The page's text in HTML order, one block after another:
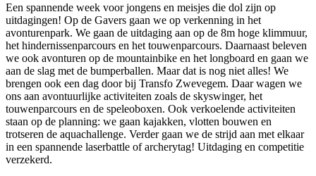
Een spannende week voor jongens en meisjes die dol zijn op
uitdagingen! Op de Gavers gaan we op verkenning in het
avonturenpark. We gaan de uitdaging aan op de 8m hoge klimmuur,
het hindernissenparcours en het touwenparcours. Daarnaast beleven
we ook avonturen op de mountainbike en het longboard en gaan we
aan de slag met de bumperballen. Maar dat is nog niet alles! We
brengen ook een dag door bij Transfo Zwevegem. Daar wagen we
ons aan avontuurlijke activiteiten zoals de skyswinger, het
touwenparcours en de speleoboxen. Ook verkoelende activiteiten
staan op de planning: we gaan kajakken, vlotten bouwen en
trotseren de aquachallenge. Verder gaan we de strijd aan met elkaar
in een spannende laserbattle of archerytag! Uitdaging en competitie
verzekerd.